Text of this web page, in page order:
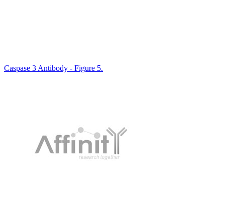
Caspase 3 Antibody - Figure 5.